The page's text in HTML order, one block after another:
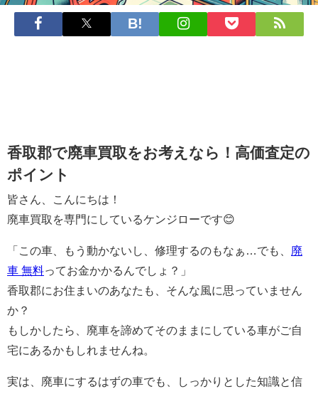
香取郡で廃車買取をお考えなら！高価査定の
ポイント
皆さん、こんにちは！
廃車買取を専門にしているケンジローです😊
「この車、もう動かないし、修理するのもなぁ…でも、 廃
車 無料ってお金かかるんでしょ？」
香取郡にお住まいのあなたも、そんな風に思っていません
か？
もしかしたら、廃車を諦めてそのままにしている車がご自
宅にあるかもしれませんね。
実は、廃車にするはずの車でも、しっかりとした知識と信